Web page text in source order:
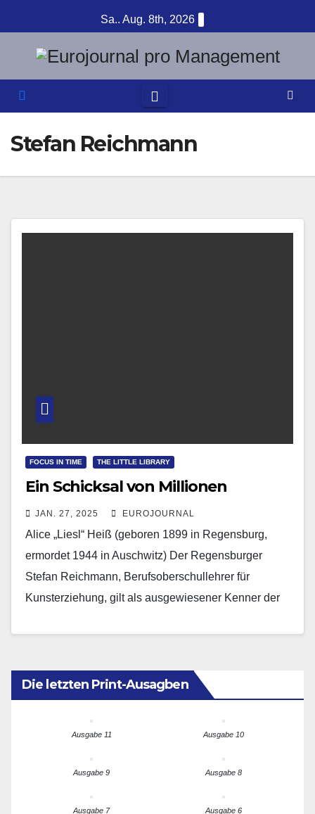
Inhalt
springen
Sa.. Aug. 8th, 2026
Stefan Reichmann
FOCUS IN TIME THE LITTLE LIBRARY
Ein Schicksal von Millionen
JAN. 27, 2025 EUROJOURNAL
Alice „Liesl“ Heiß (geboren 1899 in Regensburg,
ermordet 1944 in Auschwitz) Der Regensburger
Stefan Reichmann, Berufsoberschullehrer für
Kunsterziehung, gilt als ausgewiesener Kenner der
Die letzten Print-Ausagben
Ausgabe 11 Ausgabe 10
Ausgabe 9 Ausgabe 8
Ausgabe 7 Ausgabe 6